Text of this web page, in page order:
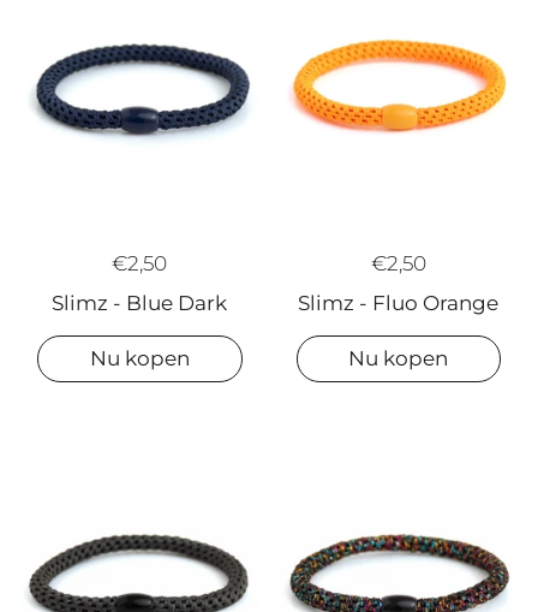
€2,50
Slimz - Blue Dark
Nu kopen
€2,50
Slimz - Fluo Orange
Nu kopen